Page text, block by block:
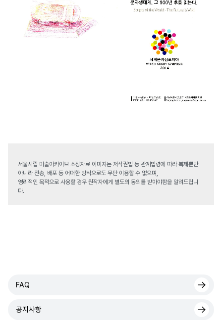
서울시립 미술아카이브 소장자료 이미지는 저작권법 등 관계법령에 따라 복제뿐만
아니라 전송, 배포 등 어떠한 방식으로도 무단 이용할 수 없으며,
영리적인 목적으로 사용할 경우 원작자에게 별도의 동의를 받아야함을 알려드립니
다.
FAQ
공지사항